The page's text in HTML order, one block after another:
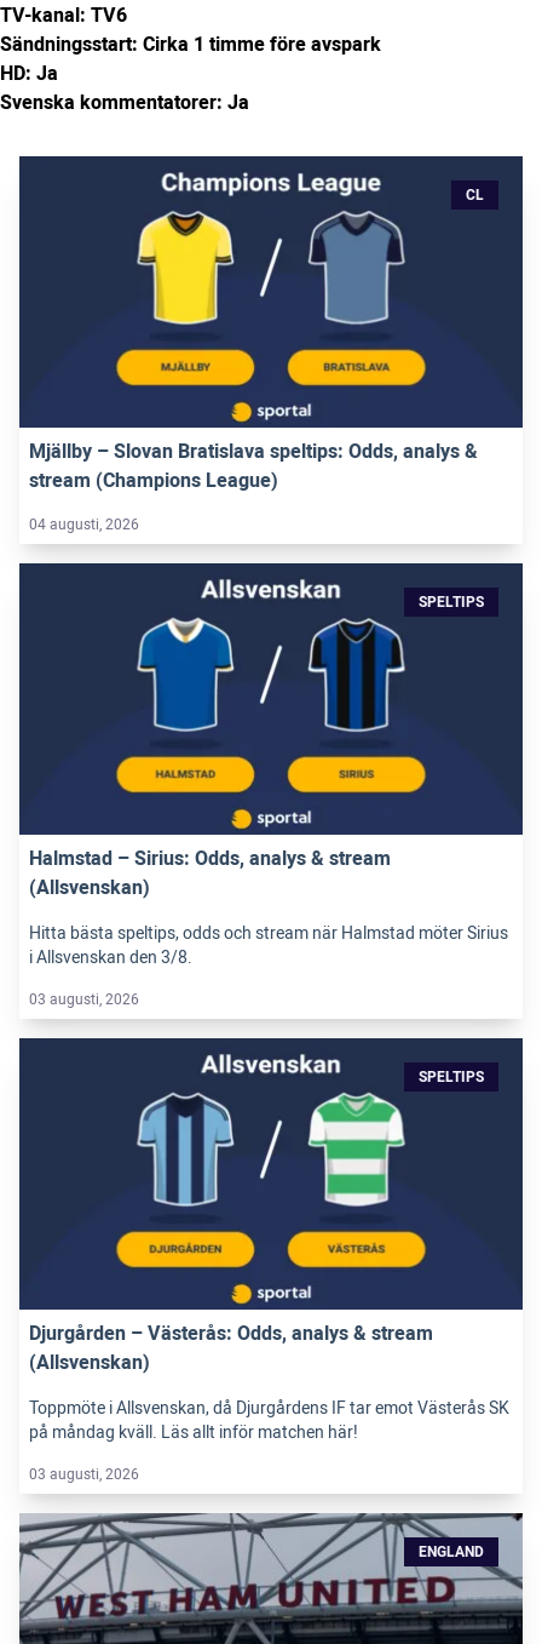
TV-kanal: TV6
Sändningsstart: Cirka 1 timme före avspark
HD: Ja
Svenska kommentatorer: Ja
CL
Mjällby – Slovan Bratislava speltips: Odds, analys &
stream (Champions League)
04 augusti, 2026
SPELTIPS
Halmstad – Sirius: Odds, analys & stream
(Allsvenskan)
Hitta bästa speltips, odds och stream när Halmstad möter Sirius
i Allsvenskan den 3/8.
03 augusti, 2026
SPELTIPS
Djurgården – Västerås: Odds, analys & stream
(Allsvenskan)
Toppmöte i Allsvenskan, då Djurgårdens IF tar emot Västerås SK
på måndag kväll. Läs allt inför matchen här!
03 augusti, 2026
ENGLAND